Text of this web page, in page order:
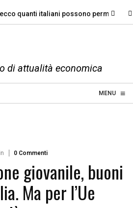
quanti italiani possono permettersi le…
di attualità economica
MENU ≡
☰
0 Commenti
giovanile, buoni
Ma per l’Ue